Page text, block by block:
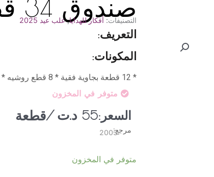
صندوق 34 قطعة
التصنيفات: أفكار للهدايا,علب عيد 2025
التعريف:
المكونات:
* 12 قطعة بجاوية فقية * 8 قطع روشيه * 6 قطع كعك الورقة * 8 قطع تواجن لوز فستق
متوفر في المخزون
السعر:55 د.ت /قطعة
مرجع:2003
متوفر في المخزون
كمية